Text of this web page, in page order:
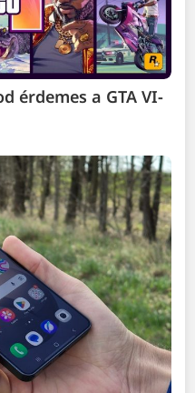
érdemes a GTA VI-